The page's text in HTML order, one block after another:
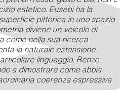
estetico. Eusebi ha la
pittorica in uno spazio
diviene un veicolo di
come nella sua ricerca
la naturale estensione
linguaggio. Renzo
a dimostrare come abbia
coerenza espressiva